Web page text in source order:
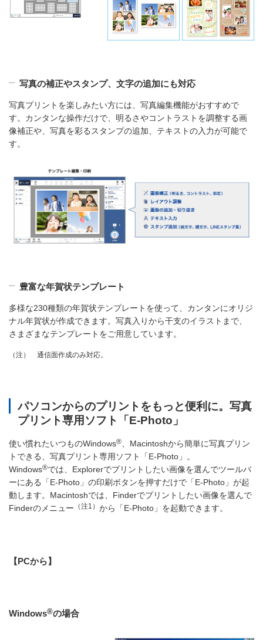
写真の補正やスタンプ、文字の追加にも対応
写真プリントを楽しみたい方には、写真編集機能がおすすめで
す。カンタンな操作だけで、明るさやコントラストを調整する画
像補正や、写真を彩るスタンプの追加、テキストの入力が可能で
す。
豊富な年賀状テンプレート
多様な230種類の年賀状テンプレートを使って、カンタンにオリジ
ナル年賀状が作成できます。写真入りから干支のイラストまで、
さまざまなテンプレートをご用意しています。
（注） 通信面作成のみ対応。
パソコンからのプリントをもっと便利に。写真
プリント専用ソフト「E-Photo」
使い慣れたいつものWindows® 、Macintoshから簡単に写真プリン
トできる、写真プリント専用ソフト「E-Photo」。
Windows®では、Explorerでプリントしたい画像を選んでツールバ
ーにある「E-Photo」の印刷ボタンを押すだけで「E-Photo」が起
動します。Macintoshでは、Finderでプリントしたい画像を選んで
Finderのメニュー （注1） から「E-Photo」を起動できます。
【PCから】
Windows®の場合